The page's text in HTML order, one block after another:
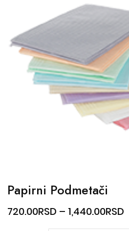
Papirni Podmetači
720.00RSD – 1,440.00RSD